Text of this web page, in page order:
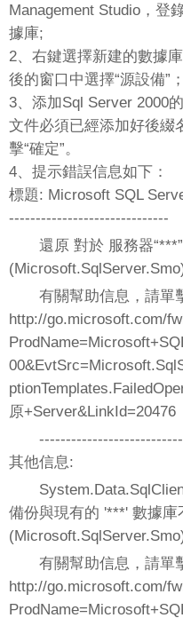
Management Studio，登
據庫;
2、右鍵選擇新建的數據
後的窗口中選擇“源設備”；
3、添加Sql Server 2000
文件必須已經添加好後綴
擊“確定”。
4、提示錯誤信息如下：
標題: Microsoft SQL
------------------------------
還原 對於 服務器“***”
有關幫助信息，請單
http://go.microsoft.com/
原+Server&LinkId=20476
其他信息:
備份與現有的 '***' 數據庫
有關幫助信息，請單
http://go.microsoft.com/